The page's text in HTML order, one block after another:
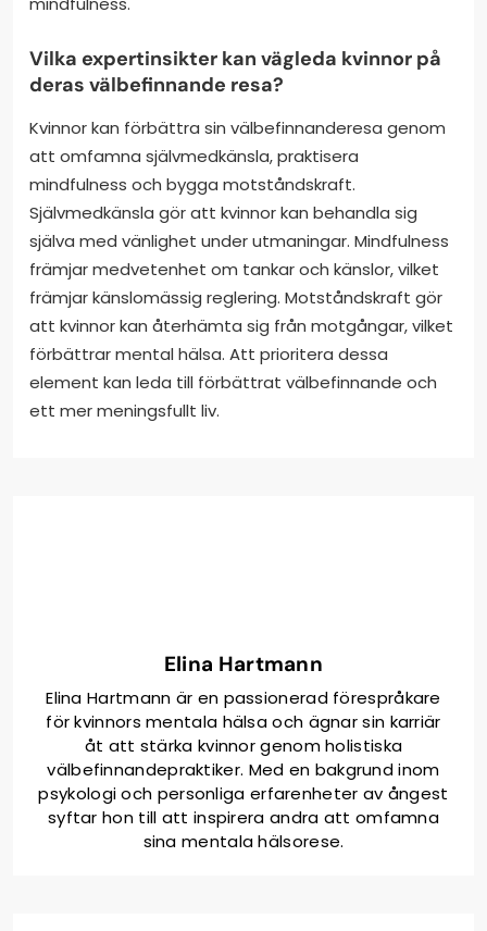
Vilka expertinsikter kan vägleda kvinnor på
deras välbefinnande resa?
Kvinnor kan förbättra sin välbefinnanderesa genom
att omfamna självmedkänsla, praktisera
mindfulness och bygga motståndskraft.
Självmedkänsla gör att kvinnor kan behandla sig
själva med vänlighet under utmaningar. Mindfulness
främjar medvetenhet om tankar och känslor, vilket
främjar känslomässig reglering. Motståndskraft gör
att kvinnor kan återhämta sig från motgångar, vilket
förbättrar mental hälsa. Att prioritera dessa
element kan leda till förbättrat välbefinnande och
ett mer meningsfullt liv.
Elina Hartmann
Elina Hartmann är en passionerad förespråkare
för kvinnors mentala hälsa och ägnar sin karriär
åt att stärka kvinnor genom holistiska
välbefinnandepraktiker. Med en bakgrund inom
psykologi och personliga erfarenheter av ångest
syftar hon till att inspirera andra att omfamna
sina mentala hälsorese.